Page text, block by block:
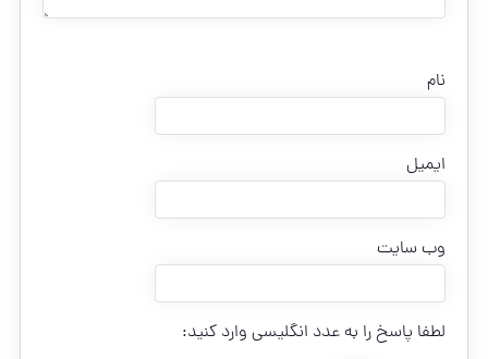
نام
ایمیل
وب‌ سایت
لطفا پاسخ را به عدد انگلیسی وارد کنید: